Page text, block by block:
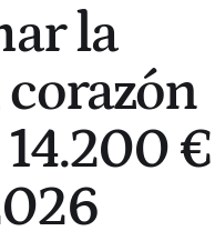
la
corazón
€